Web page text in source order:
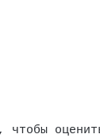
чтобы